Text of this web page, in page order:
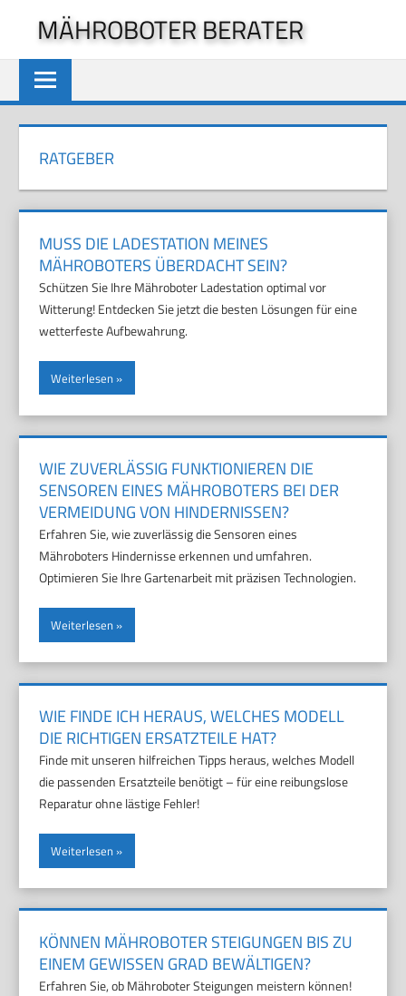
springen
MÄHROBOTER BERATER
RATGEBER
MUSS DIE LADESTATION MEINES
MÄHROBOTERS ÜBERDACHT SEIN?
Schützen Sie Ihre Mähroboter Ladestation optimal vor
Witterung! Entdecken Sie jetzt die besten Lösungen für eine
wetterfeste Aufbewahrung.
Weiterlesen
WIE ZUVERLÄSSIG FUNKTIONIEREN DIE
SENSOREN EINES MÄHROBOTERS BEI DER
VERMEIDUNG VON HINDERNISSEN?
Erfahren Sie, wie zuverlässig die Sensoren eines
Mähroboters Hindernisse erkennen und umfahren.
Optimieren Sie Ihre Gartenarbeit mit präzisen Technologien.
Weiterlesen
WIE FINDE ICH HERAUS, WELCHES MODELL
DIE RICHTIGEN ERSATZTEILE HAT?
Finde mit unseren hilfreichen Tipps heraus, welches Modell
die passenden Ersatzteile benötigt – für eine reibungslose
Reparatur ohne lästige Fehler!
Weiterlesen
KÖNNEN MÄHROBOTER STEIGUNGEN BIS ZU
EINEM GEWISSEN GRAD BEWÄLTIGEN?
Erfahren Sie, ob Mähroboter Steigungen meistern können!